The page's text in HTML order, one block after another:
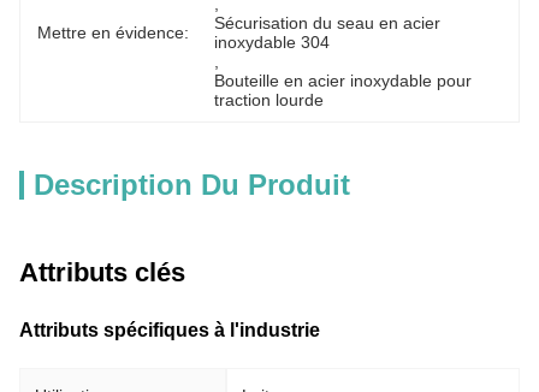
Mettre en évidence:
Sécurisation du seau en acier
inoxydable 304
Bouteille en acier inoxydable pour
traction lourde
Description Du Produit
Attributs clés
Attributs spécifiques à l'industrie